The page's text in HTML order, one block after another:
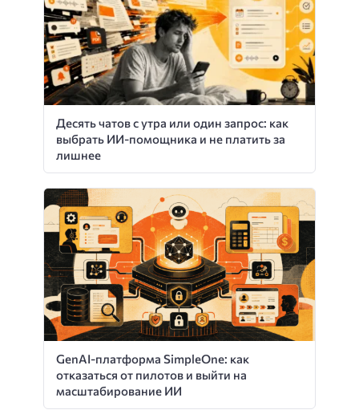
Десять чатов с утра или один запрос: как
выбрать ИИ-помощника и не платить за
лишнее
GenAI-платформа SimpleOne: как
отказаться от пилотов и выйти на
масштабирование ИИ